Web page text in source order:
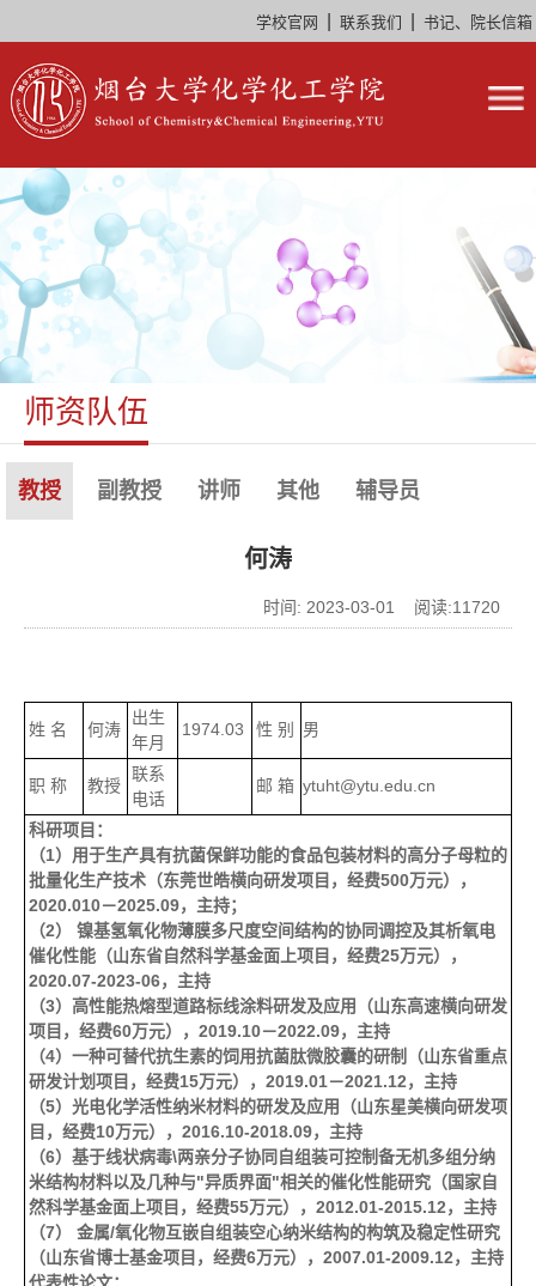
学校官网 联系我们 书记、院长信箱
师资队伍
教授 副教授 讲师 其他 辅导员
何涛
时间: 2023-03-01 阅读:11720
姓 名 何涛
出生
年月
1974.03 性 别 男
职 称 教授
联系
电话
邮 箱 ytuht@ytu.edu.cn
科研项目：
（1）用于生产具有抗菌保鲜功能的食品包装材料的高分子母粒的
批量化生产技术（东莞世皓横向研发项目，经费500万元），
2020.010－2025.09，主持；
（2） 镍基氢氧化物薄膜多尺度空间结构的协同调控及其析氧电
催化性能（山东省自然科学基金面上项目，经费25万元），
2020.07-2023-06，主持
（3）高性能热熔型道路标线涂料研发及应用（山东高速横向研发
项目，经费60万元）， 2019.10－2022.09，主持
（4）一种可替代抗生素的饲用抗菌肽微胶囊的研制（山东省重点
研发计划项目，经费15万元）， 2019.01－2021.12，主持
（5）光电化学活性纳米材料的研发及应用（山东星美横向研发项
目，经费10万元）， 2016.10-2018.09，主持
（6）基于线状病毒\两亲分子协同自组装可控制备无机多组分纳
米结构材料以及几种与"异质界面"相关的催化性能研究（国家自
然科学基金面上项目，经费55万元）， 2012.01-2015.12，主持
（7） 金属/氧化物互嵌自组装空心纳米结构的构筑及稳定性研究
（山东省博士基金项目，经费6万元）， 2007.01-2009.12，主持